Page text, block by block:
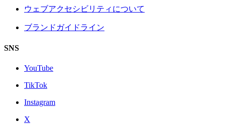
ウェブアクセシビリティについて
ブランドガイドライン
SNS
YouTube
TikTok
Instagram
X